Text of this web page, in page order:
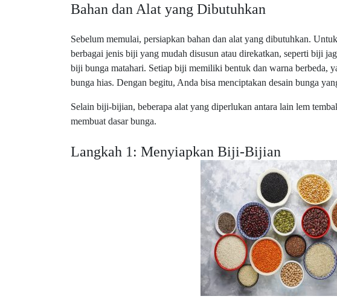
Bahan dan Alat yang Dibutuhkan
Sebelum memulai, persiapkan bahan dan alat yang dibutuhkan.
berbagai jenis biji yang mudah disusun atau direkatkan, seperti biji
biji bunga matahari. Setiap biji memiliki bentuk dan warna berbeda,
bunga hias. Dengan begitu, Anda bisa menciptakan desain bunga
Selain biji-bijian, beberapa alat yang diperlukan antara lain lem
membuat dasar bunga.
Langkah 1: Menyiapkan Biji-Bijian